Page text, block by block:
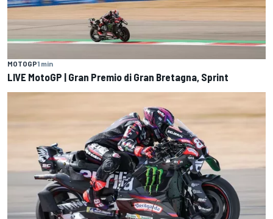
MOTOGP1 min
LIVE MotoGP | Gran Premio di Gran Bretagna, Sprint